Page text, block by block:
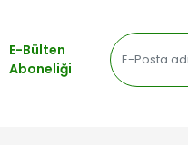
E-Bülten
Aboneliği